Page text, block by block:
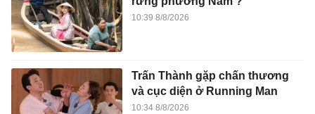
10:39 8/8/2026
Trấn Thành gặp chấn thương
và cục diện ở Running Man
10:34 8/8/2026